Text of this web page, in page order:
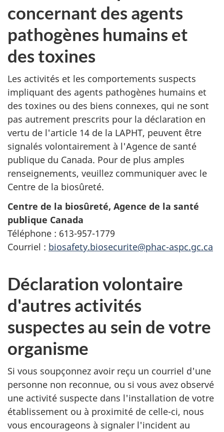
concernant des agents
pathogènes humains et
des toxines
Les activités et les comportements suspects
impliquant des agents pathogènes humains et
des toxines ou des biens connexes, qui ne sont
pas autrement prescrits pour la déclaration en
vertu de l'article 14 de la LAPHT, peuvent être
signalés volontairement à l'Agence de santé
publique du Canada. Pour de plus amples
renseignements, veuillez communiquer avec le
Centre de la biosûreté.
Centre de la biosûreté, Agence de la santé
publique Canada
Téléphone : 613-957-1779
Courriel : biosafety.biosecurite@phac-aspc.gc.ca
Déclaration volontaire
d'autres activités
suspectes au sein de votre
organisme
Si vous soupçonnez avoir reçu un courriel d'une
personne non reconnue, ou si vous avez observé
une activité suspecte dans l'installation de votre
établissement ou à proximité de celle-ci, nous
vous encourageons à signaler l'incident au